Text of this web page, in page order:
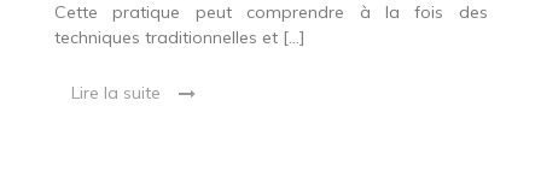
Cette pratique peut comprendre à la fois des
techniques traditionnelles et […]
Lire la suite